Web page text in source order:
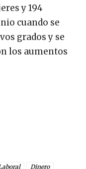
y 194
cuando se
grados y se
los aumentos
Dinero